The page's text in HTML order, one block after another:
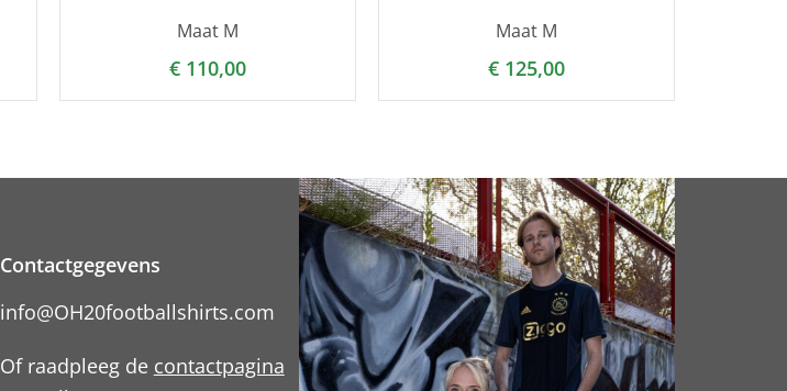
Maat M
€ 110,00
Maat M
€ 125,00
Contactgegevens
info@OH20footballshirts.com
Of raadpleeg de contactpagina